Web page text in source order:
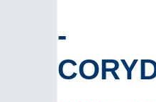
-